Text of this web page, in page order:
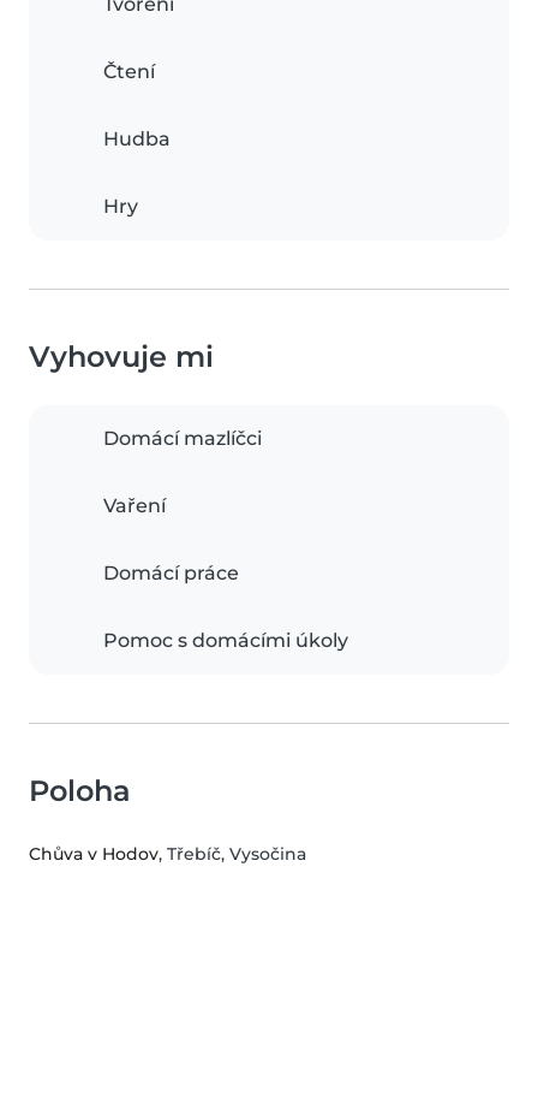
Tvoření
Čtení
Hudba
Hry
Vyhovuje mi
Domácí mazlíčci
Vaření
Domácí práce
Pomoc s domácími úkoly
Poloha
Chůva v Hodov, Třebíč, Vysočina